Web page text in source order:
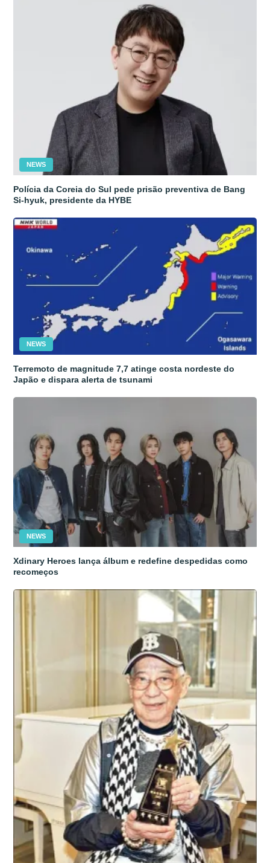
NEWS
Polícia da Coreia do Sul pede prisão preventiva de Bang
Si-hyuk, presidente da HYBE
NEWS
Terremoto de magnitude 7,7 atinge costa nordeste do
Japão e dispara alerta de tsunami
NEWS
Xdinary Heroes lança álbum e redefine despedidas como
recomeços